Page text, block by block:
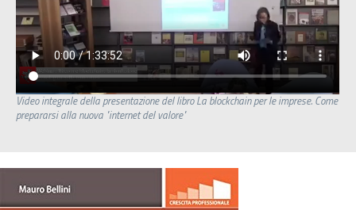
Video integrale della presentazione del libro La blockchain per le imprese. Come
prepararsi alla nuova "internet del valore"